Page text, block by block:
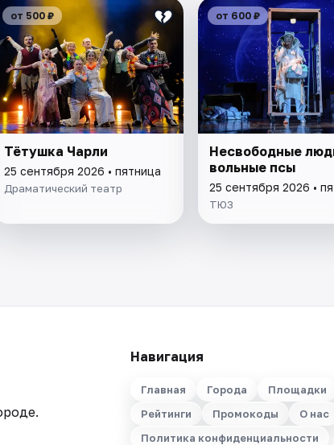
от 500 ₽
Тётушка Чарли
25 сентября 2026 • пятница
Драматический театр
от 600 ₽
Несвободные
вольные псы
25 сентября 2026 •
ТЮЗ
Навигация
Главная Города Площадки
Рейтинги
Промокоды О нас
Политика конфиденциальности